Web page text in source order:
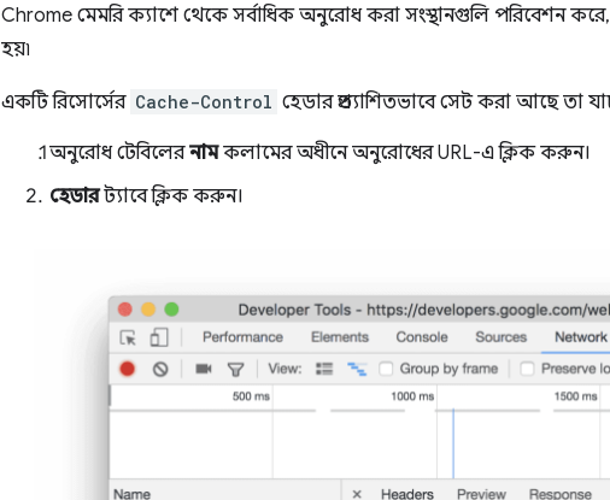
Chrome মেমরি ক্যাশে থেকে সর্বাধিক অনুরোধ করা সংস্থানগুলি পরিবেশন
হয়৷
একটি রিসোর্সের Cache-Control হেডার প্রত্যাশিতভাবে সেট করা আছে তা
অনুরোধ টেবিলেরনামকলামের অধীনে অনুরোধের URL-এ ক্লিক করুন।
হেডারট্যাবে ক্লিক করুন।